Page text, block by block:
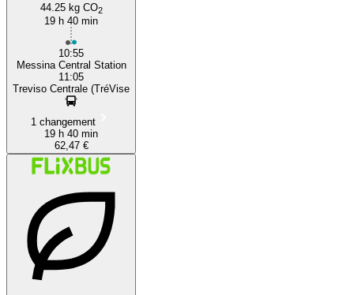
44.25 kg CO2
19 h 40 min
10:55
Messina Central Station
11:05
Treviso Centrale (TréVise
1 changement
19 h 40 min
62,47 €